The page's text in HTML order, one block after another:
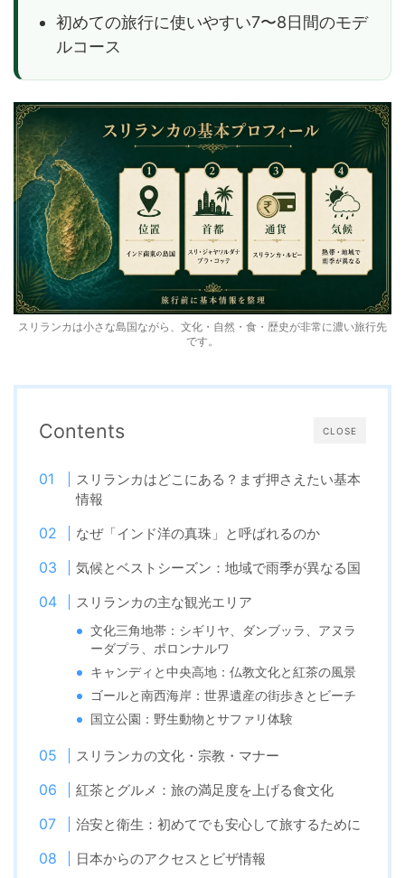
初めての旅行に使いやすい7〜8日間のモデ
ルコース
スリランカは小さな島国ながら、文化・自然・食・歴史が非常に濃い旅行先
です。
CLOSE
Contents
スリランカはどこにある？まず押さえたい基本
情報
なぜ「インド洋の真珠」と呼ばれるのか
気候とベストシーズン：地域で雨季が異なる国
スリランカの主な観光エリア
文化三角地帯：シギリヤ、ダンブッラ、アヌラ
ーダプラ、ポロンナルワ
キャンディと中央高地：仏教文化と紅茶の風景
ゴールと南西海岸：世界遺産の街歩きとビーチ
国立公園：野生動物とサファリ体験
スリランカの文化・宗教・マナー
紅茶とグルメ：旅の満足度を上げる食文化
治安と衛生：初めてでも安心して旅するために
日本からのアクセスとビザ情報